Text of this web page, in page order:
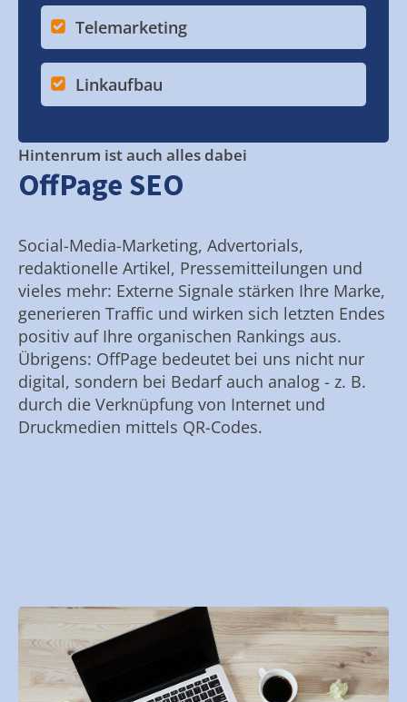
Telemarketing
Linkaufbau
Hintenrum ist auch alles dabei
OffPage SEO
Social-Media-Marketing, Advertorials,
redaktionelle Artikel, Pressemitteilungen und
vieles mehr: Externe Signale stärken Ihre Marke,
generieren Traffic und wirken sich letzten Endes
positiv auf Ihre organischen Rankings aus.
Übrigens: OffPage bedeutet bei uns nicht nur
digital, sondern bei Bedarf auch analog - z. B.
durch die Verknüpfung von Internet und
Druckmedien mittels QR-Codes.